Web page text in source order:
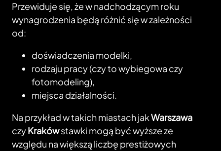
Przewiduje się, że w nadchodzącym roku
wynagrodzenia będą różnić się w zależności
od:
doświadczenia modelki,
rodzaju pracy (czy to wybiegowa czy
fotomodeling),
miejsca działalności.
Na przykład w takich miastach jakWarszawa
czyKrakówstawki mogą być wyższe ze
względu na większą liczbę prestiżowych